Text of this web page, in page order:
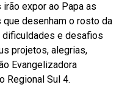
expor ao Papa as
desenham o rosto da
dificuldades e desafios
projetos, alegrias,
Evangelizadora
Regional Sul 4.